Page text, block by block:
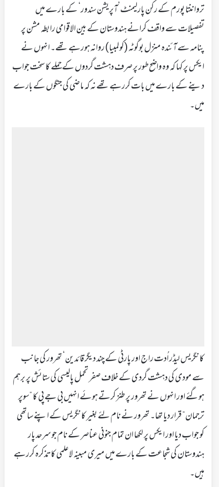
ترواننتا پورم کے رکن پارلیمنٹ’آپریشن سندور‘ کے بارے میں
تفصیلات سے واقف کرانے ہندوستان کے بین الاقوامی رابطہ مشن پر
پنامہ سے آئندہ منزل بوگوٹہ (کولمبیا) روانہ ہورہے تھے۔ انہوں نے
ایکس پر کہا کہ وہ واضح طور پر صرف دہشت گردوں کے حملے کا سخت جواب
دینے کے بارے میں بات کررہے تھے نہ کہ ماضی کی جنگوں کے بارے
میں۔
کانگریس لیڈر اُدت راج اور پارٹی کے چند دیگر قائدین‘ تھرور کی جانب
سے مودی کی دہشت گردی کے خلاف صفر تحمل پالیسی کی ستائش پر برہم
ہوگئے اور انہوں نے تھرور پر طنز کرتے ہوئے انہیں بی جے پی کا ”سوپر
ترجمان“ قرار دیا تھا۔ تھرور نے نام لئے بغیر کانگریس کے اپنے ساتھی
کو جواب دیا اور ایکس پر لکھا ان تمام جنونی عناصر کے نام جو سرحد پار
ہندوستان کی شجاعت کے بارے میں میری مبینہ لاعلمی کا تذکرہ کررہے
ہیں۔